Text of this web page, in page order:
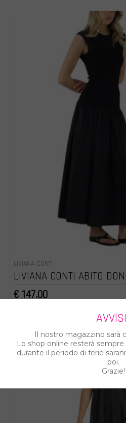
LIVIANA CONTI
LIVIANA CONTI ABITO
€ 147.00
Il nostro magazzino sarà
Lo shop online resterà
durante il periodo di ferie
poi.
Grazie!